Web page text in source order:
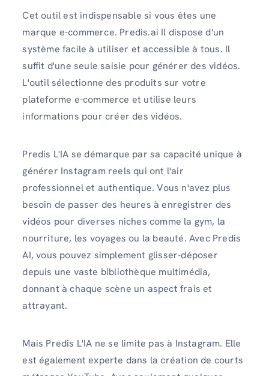
Cet outil est indispensable si vous êtes une
marque e-commerce. Predis.ai Il dispose d'un
système facile à utiliser et accessible à tous. Il
suffit d'une seule saisie pour générer des vidéos.
L'outil sélectionne des produits sur votre
plateforme e-commerce et utilise leurs
informations pour créer des vidéos.
Predis L'IA se démarque par sa capacité unique à
générer Instagram reels qui ont l'air
professionnel et authentique. Vous n'avez plus
besoin de passer des heures à enregistrer des
vidéos pour diverses niches comme la gym, la
nourriture, les voyages ou la beauté. Avec Predis
AI, vous pouvez simplement glisser-déposer
depuis une vaste bibliothèque multimédia,
donnant à chaque scène un aspect frais et
attrayant.
Mais Predis L'IA ne se limite pas à Instagram. Elle
est également experte dans la création de courts